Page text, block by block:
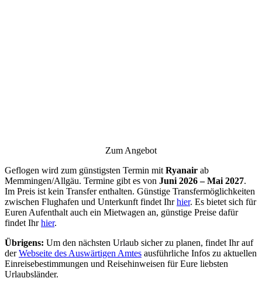
Zum Angebot
Geflogen wird zum günstigsten Termin mit Ryanair ab
Memmingen/Allgäu. Termine gibt es von Juni 2026 – Mai 2027.
Im Preis ist kein Transfer enthalten. Günstige Transfermöglichkeiten
zwischen Flughafen und Unterkunft findet Ihrhier. Es bietet sich für
Euren Aufenthalt auch ein Mietwagen an, günstige Preise dafür
findet Ihrhier.
Übrigens: Um den nächsten Urlaub sicher zu planen, findet Ihr auf
derWebseite des Auswärtigen Amtes ausführliche Infos zu aktuellen
Einreisebestimmungen und Reisehinweisen für Eure liebsten
Urlaubsländer.